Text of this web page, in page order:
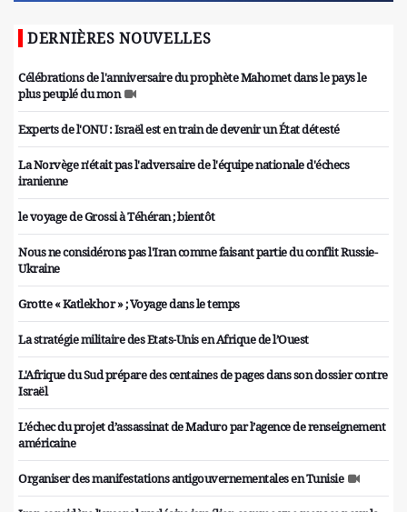
DERNIÈRES NOUVELLES
Célébrations de l'anniversaire du prophète Mahomet dans le pays le
plus peuplé du mon
Experts de l'ONU : Israël est en train de devenir un État détesté
La Norvège n'était pas l'adversaire de l'équipe nationale d'échecs
iranienne
le voyage de Grossi à Téhéran ; bientôt
Nous ne considérons pas l'Iran comme faisant partie du conflit Russie-
Ukraine
Grotte « Katlekhor » ; Voyage dans le temps
La stratégie militaire des Etats-Unis en Afrique de l’Ouest
L'Afrique du Sud prépare des centaines de pages dans son dossier contre
Israël
L’échec du projet d’assassinat de Maduro par l’agence de renseignement
américaine
Organiser des manifestations antigouvernementales en Tunisie